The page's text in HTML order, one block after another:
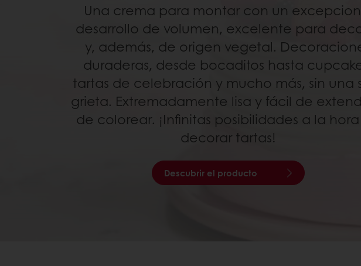
Una crema para montar con un
desarrollo de volumen, excelente para
y, además, de origen vegetal.
duraderas, desde bocaditos hasta
tartas de celebración y mucho más, sin una
grieta. Extremadamente lisa y fácil de
de colorear. ¡Infinitas posibilidades a la
decorar tartas!
Descubrir el producto